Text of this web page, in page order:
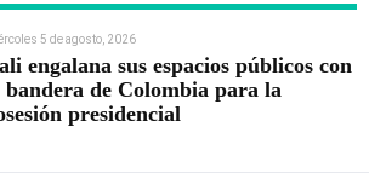
5 de agosto, 2026
engalana sus espacios públicos con
bandera de Colombia para la
presidencial